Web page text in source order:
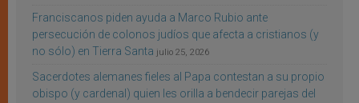
Franciscanos piden ayuda a Marco Rubio ante
persecución de colonos judíos que afecta a cristianos (y
no sólo) en Tierra Santa julio 25, 2026
Sacerdotes alemanes fieles al Papa contestan a su propio
obispo (y cardenal) quien les orilla a bendecir parejas del